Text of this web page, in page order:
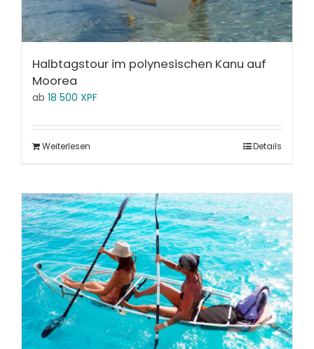
Halbtagstour im polynesischen Kanu auf
Moorea
ab 18 500 XPF
Weiterlesen Details